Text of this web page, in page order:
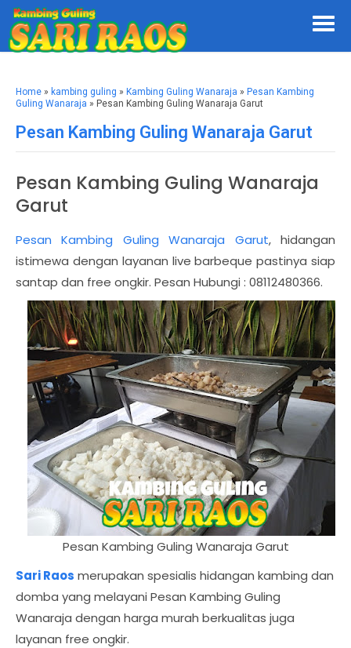
Home » kambing guling » Kambing Guling Wanaraja » Pesan Kambing
Guling Wanaraja » Pesan Kambing Guling Wanaraja Garut
Pesan Kambing Guling Wanaraja Garut
Pesan Kambing Guling Wanaraja
Garut
Pesan Kambing Guling Wanaraja Garut, hidangan
istimewa dengan layanan live barbeque pastinya siap
santap dan free ongkir. Pesan Hubungi : 08112480366.
Pesan Kambing Guling Wanaraja Garut
Sari Raos merupakan spesialis hidangan kambing dan
domba yang melayani Pesan Kambing Guling
Wanaraja dengan harga murah berkualitas juga
layanan free ongkir.